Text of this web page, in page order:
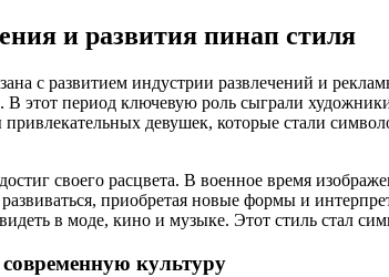
и развития пинап стиля
с развитием индустрии развлечений и
В этот период ключевую роль сыграли
девушек, которые стали
своего расцвета. В военное время
приобретая новые формы и
в моде, кино и музыке. Этот стиль стал
культуру